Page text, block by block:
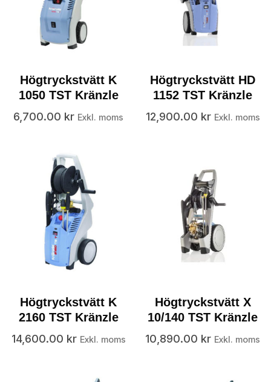
Högtryckstvätt K
1050 TST Kränzle
6,700.00 kr Exkl. moms
Högtryckstvätt HD
1152 TST Kränzle
12,900.00 kr Exkl. moms
Högtryckstvätt K
2160 TST Kränzle
14,600.00 kr Exkl. moms
Högtryckstvätt X
10/140 TST Kränzle
10,890.00 kr Exkl. moms